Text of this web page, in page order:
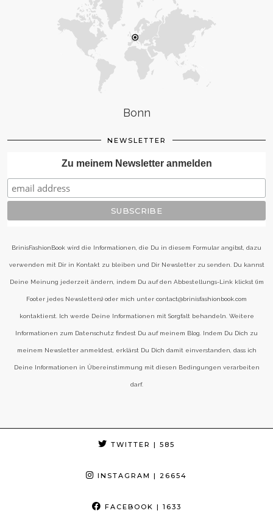
Bonn
NEWSLETTER
Zu meinem Newsletter anmelden
BrinisFashionBook wird die Informationen, die Du in diesem Formular angibst, dazu
verwenden mit Dir in Kontakt zu bleiben und Dir Newsletter zu senden. Du kannst
Deine Meinung jederzeit ändern, indem Du auf den Abbestellungs-Link klickst (im
Footer jedes Newsletters) oder mich unter contact@brinisfashionbook.com
kontaktierst. Ich werde Deine Informationen mit Sorgfalt behandeln. Weitere
Informationen zum Datenschutz findest Du auf meinem Blog. Indem Du Dich zu
meinem Newsletter anmeldest, erklärst Du Dich damit einverstanden, dass ich
Deine Informationen in Übereinstimmung mit diesen Bedingungen verarbeiten
darf.
TWITTER | 585
INSTAGRAM | 26654
FACEBOOK | 1633